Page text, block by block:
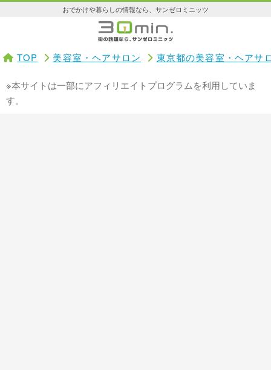
おでかけや暮らしの情報なら、サンゼロミニッツ
TOP 美容室・ヘアサロン 東京都の美容室・ヘアサ
※本サイトは一部にアフィリエイトプログラムを利用していま
す。